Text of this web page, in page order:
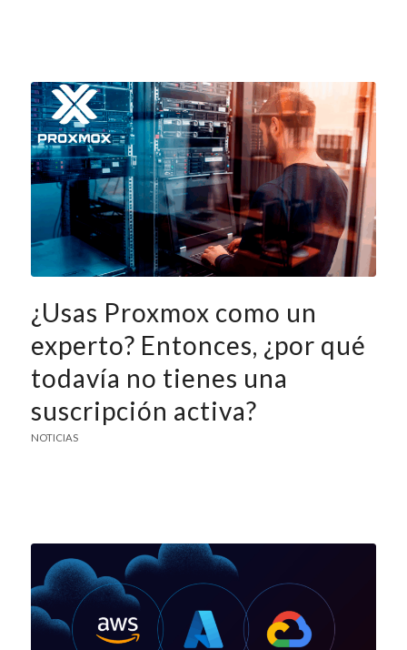
¿Usas Proxmox como un
experto? Entonces, ¿por qué
todavía no tienes una
suscripción activa?
NOTICIAS